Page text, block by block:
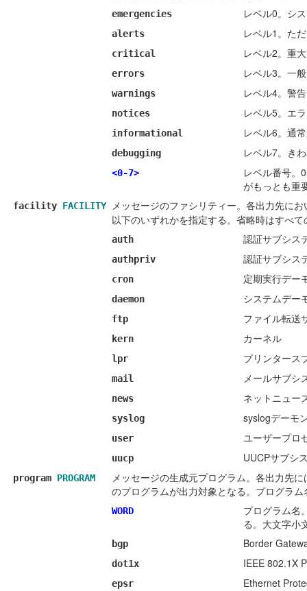
emergencies レベル0。シ
alerts レベル1。た
critical レベル2。重
errors レベル3。一
warnings レベル4。警
notices レベル5。エ
informational レベル6。通
debugging レベル7。き
<0-7>
レベル番号。
がもっとも重
facility FACILITY
メッセージのファシリティー。各出力先に
以下のいずれかを指定する。省略時はすべ
auth 認証サブシス
authpriv 認証サブシス
cron 定期実行デー
daemon システムデー
ftp ファイル転送
kern カーネル
lpr プリンタース
mail メールサブシ
news ネットニュー
syslog syslogデーモ
user ユーザープロ
uucp UUCPサブシ
program PROGRAM
メッセージの生成元プログラム。各出力先
のプログラムが出力対象となる。プログラ
WORD
プログラム名
る。大文字小
bgp Border
dot1x IEEE 802.1X
epsr Ethernet